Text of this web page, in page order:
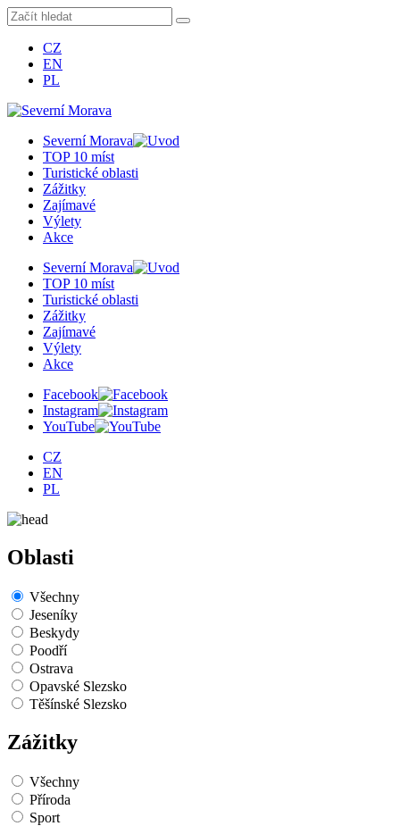
CZ
EN
PL
Severní Morava
TOP 10 míst
Turistické oblasti
Zážitky
Zajímavé
Výlety
Akce
Severní Morava
TOP 10 míst
Turistické oblasti
Zážitky
Zajímavé
Výlety
Akce
Facebook
Instagram
YouTube
CZ
EN
PL
Oblasti
Všechny
Jeseníky
Beskydy
Poodří
Ostrava
Opavské Slezsko
Těšínské Slezsko
Zážitky
Všechny
Příroda
Sport